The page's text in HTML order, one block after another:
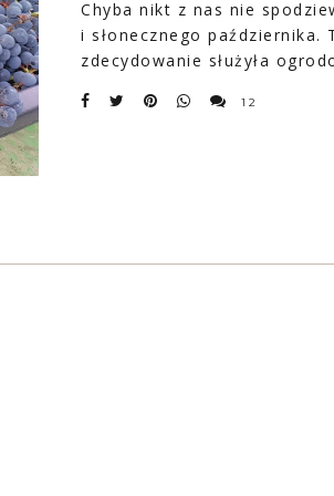
Chyba nikt z nas nie
i słonecznego października.
zdecydowanie służyła
12